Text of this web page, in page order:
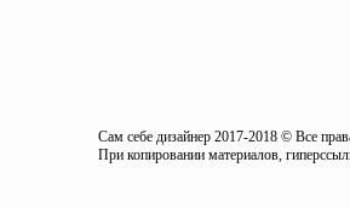
Сам себе дизайнер 2017-2018 © Все
При копировании материалов,